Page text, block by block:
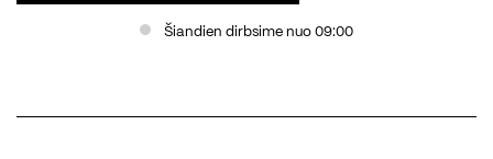
Šiandien dirbsime nuo 09:00